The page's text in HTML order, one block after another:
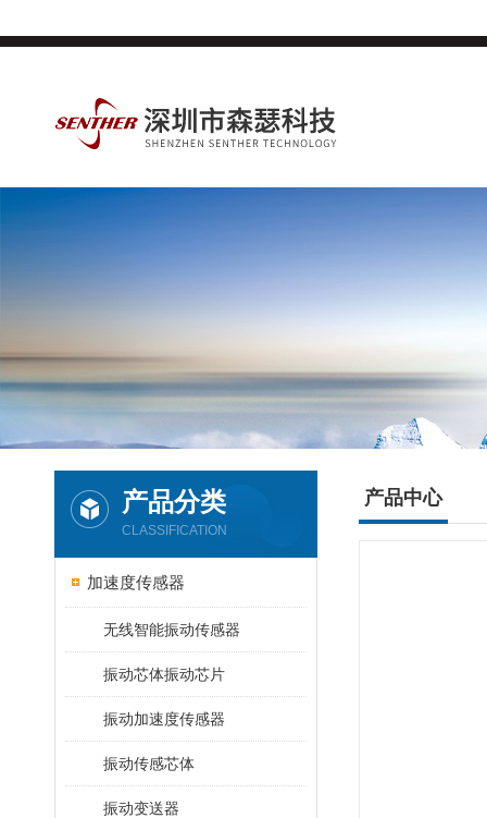
产品分类
CLASSIFICATION
加速度传感器
无线智能振动传感器
振动芯体振动芯片
振动加速度传感器
振动传感芯体
振动变送器
产品中心